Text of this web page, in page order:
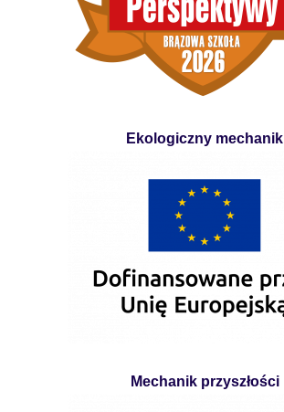
Ekologiczny mechanik
Mechanik przyszłości